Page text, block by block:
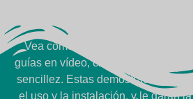
Vea cómo
Vea cómo funcionan los
guías en vídeo, creadas para
sencillez. Estas demostraciones le
el uso y la instalación, y le darán